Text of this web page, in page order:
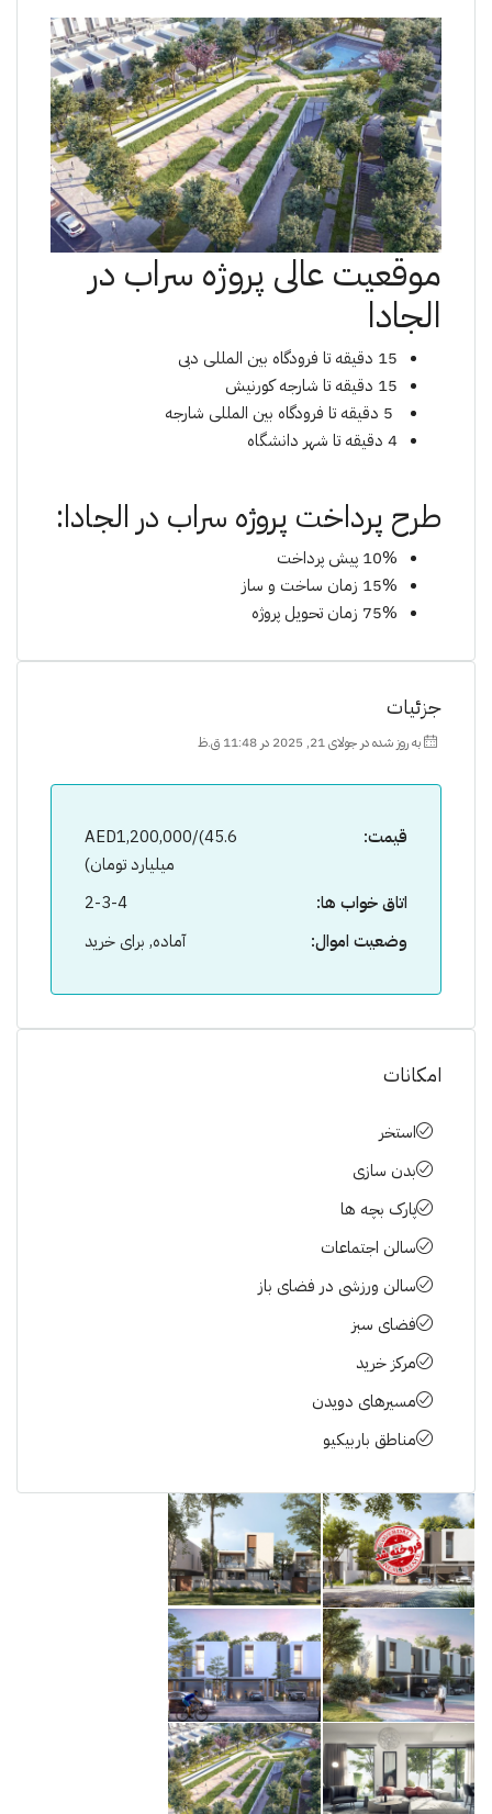
موقعیت عالی پروژە سراب در
الجادا
15 دقیقه تا فرودگاه بین المللی دبی
15 دقیقه تا شارجه کورنیش
4 دقیقه تا شهر دانشگاه
طرح پرداخت پروژە سراب در الجادا:
10% پیش پرداخت
15% زمان ساخت و ساز
75% زمان تحویل پروژە
جزئیات
به روز شده در جولای 21, 2025 در 11:48 ق.ظ
قیمت:
AED1,200,000/(45.6
میلیارد تومان)
اتاق خواب ها:
2-3-4
وضعیت اموال:
آماده, برای خرید
امکانات
استخر
بدن سازی
پارک بچه ها
سالن اجتماعات
سالن ورزشی در فضای باز
فضای سبز
مرکز خرید
مسیرهای دویدن
مناطق باربیکیو